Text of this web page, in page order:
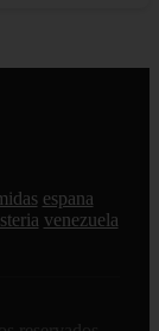
espana
venezuela